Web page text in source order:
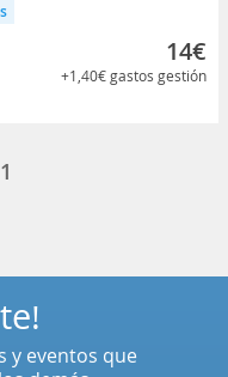
14€
+1,40€gastos gestión
1
y eventos que